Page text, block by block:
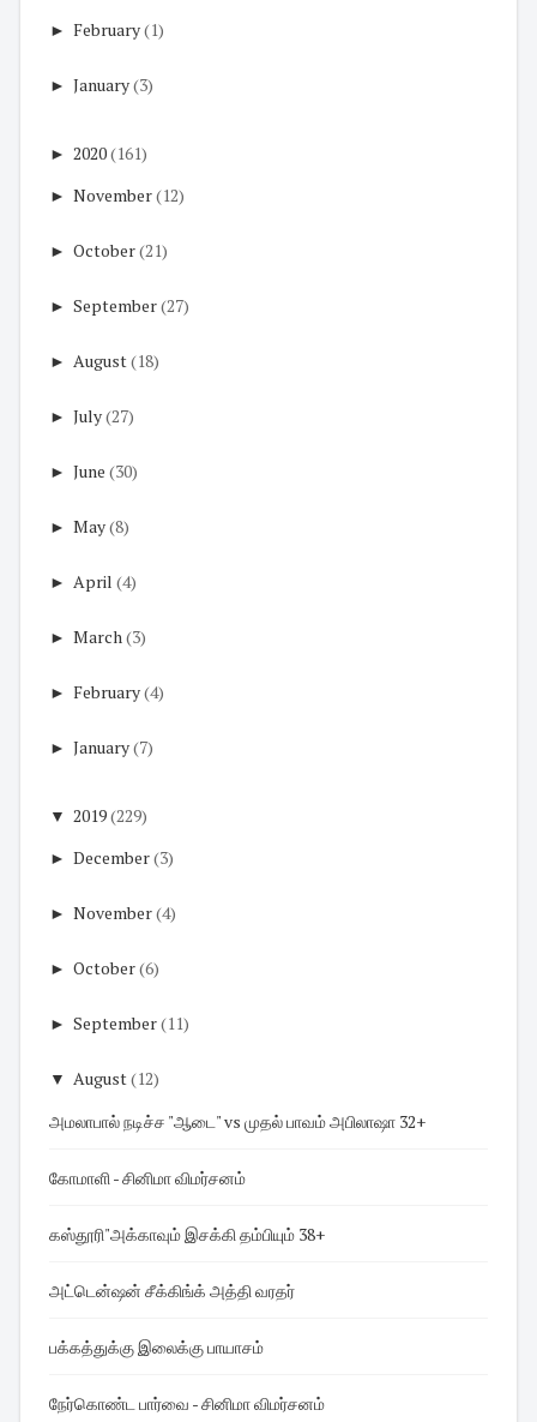
► February(1)
► January(3)
► 2020(161)
► November(12)
► October(21)
► September(27)
► August(18)
► July(27)
► June (30)
► May(8)
► April (4)
► March(3)
► February(4)
► January(7)
▼ 2019(229)
► December(3)
► November(4)
► October(6)
► September(11)
▼ August(12)
அமலாபால் நடிச்ச "ஆடை" vs முதல் பாவம் அபிலாஷா 32+
கோமாளி - சினிமா விமர்சனம்
கஸ்தூரி"அக்காவும் இசக்கி தம்பியும் 38+
அட்டென்ஷன் சீக்கிங்க் அத்தி வரதர்
பக்கத்துக்கு இலைக்கு பாயாசம்
நேர்கொண்ட பார்வை - சினிமா விமர்சனம்